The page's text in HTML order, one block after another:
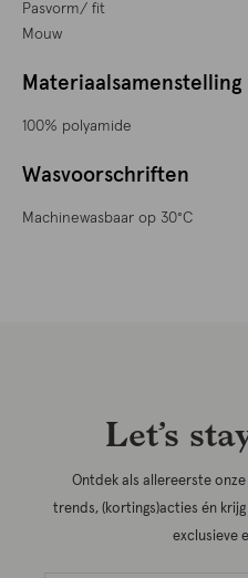
Pasvorm/ fit
Mouw
Materiaalsamenstelling
100% polyamide
Wasvoorschriften
Machinewasbaar op 30°C
Let’s
Ontdek als allereerste
trends, (kortings)acties én
exclusieve